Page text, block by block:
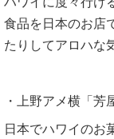
食品を日本のお店
たりしてアロハな
・上野アメ横「芳
日本でハワイのお